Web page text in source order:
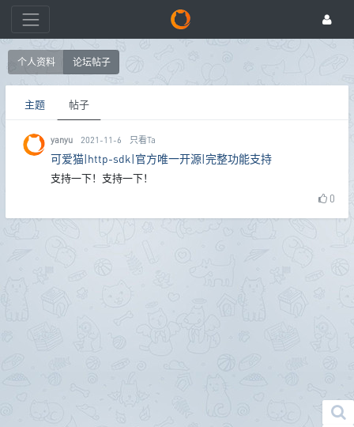
个人资料 论坛帖子
主题 帖子
yanyu 2021-11-6 只看Ta
可爱猫|http-sdk|官方唯一开源|完整功能支持
支持一下！支持一下！
0